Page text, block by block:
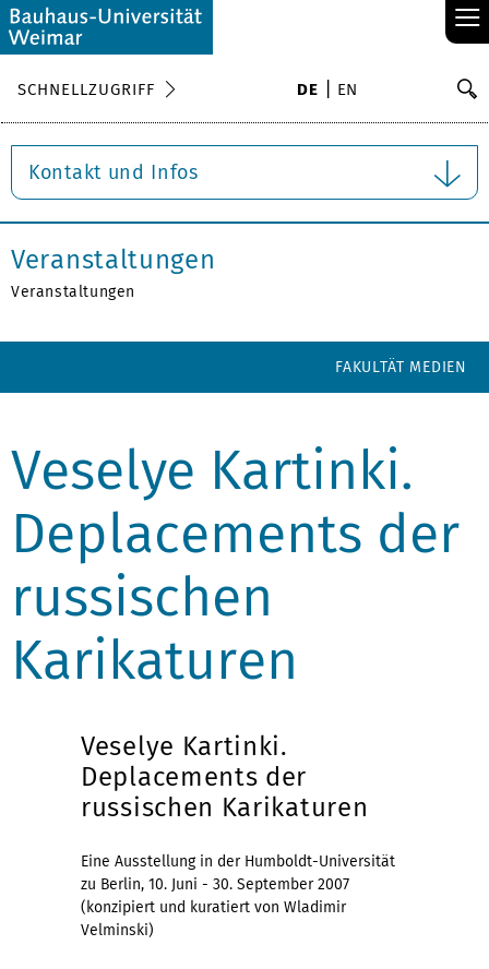
≡
SCHNELLZUGRIFF DE EN
Kontakt und Infos
Veranstaltungen
Veranstaltungen
FAKULTÄT MEDIEN
Veselye Kartinki.
Deplacements der
russischen
Karikaturen
Veselye Kartinki.
Deplacements der
russischen Karikaturen
Eine Ausstellung in der Humboldt-Universität
zu Berlin, 10. Juni - 30. September 2007
(konzipiert und kuratiert von Wladimir
Velminski)